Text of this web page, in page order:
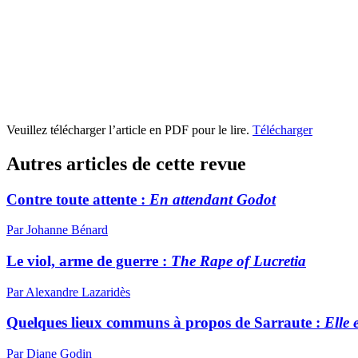
Veuillez télécharger l’article en PDF pour le lire. Télécharger
Autres articles de cette revue
Contre toute attente : En attendant Godot
Par Johanne Bénard
Le viol, arme de guerre : The Rape of Lucretia
Par Alexandre Lazaridès
Quelques lieux communs à propos de Sarraute : Elle
Par Diane Godin